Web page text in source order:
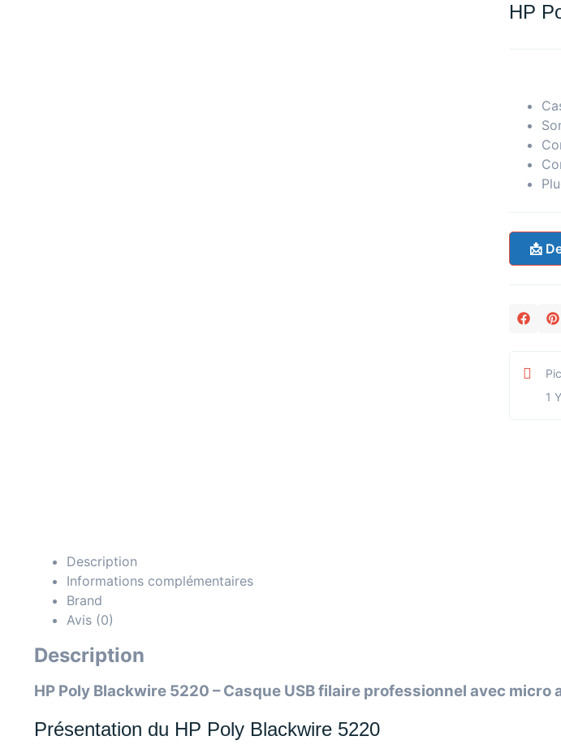
HP
📩
1
Description
Informations complémentaires
Brand
Avis (0)
Description
HP Poly Blackwire 5220 – Casque USB filaire professionnel avec micro
Présentation du HP Poly Blackwire 5220